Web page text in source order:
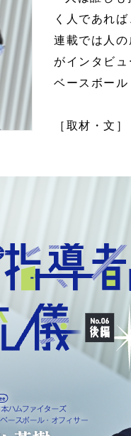
く人であれ
連載では人
がインタビ
ベースボー
［取材・文